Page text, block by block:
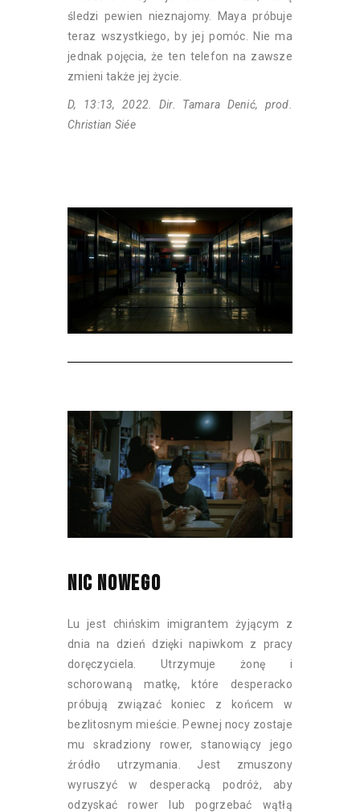
śledzi pewien nieznajomy. Maya próbuje
teraz wszystkiego, by jej pomóc. Nie ma
jednak pojęcia, że ten telefon na zawsze
zmieni także jej życie.
D, 13:13, 2022. Dir. Tamara Denić, prod.
Christian Siée
NIC NOWEGO
Lu jest chińskim imigrantem żyjącym z
dnia na dzień dzięki napiwkom z pracy
doręczyciela. Utrzymuje żonę i
schorowaną matkę, które desperacko
próbują związać koniec z końcem w
bezlitosnym mieście. Pewnej nocy zostaje
mu skradziony rower, stanowiący jego
źródło utrzymania. Jest zmuszony
wyruszyć w desperacką podróż, aby
odzyskać rower lub pogrzebać wątłą